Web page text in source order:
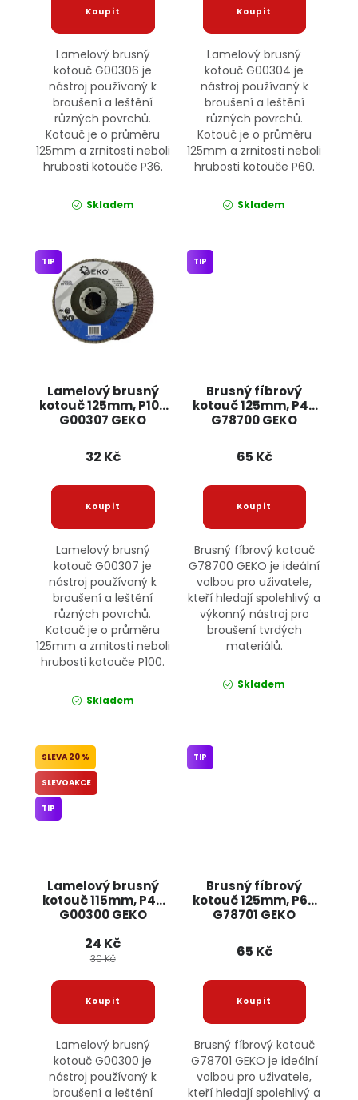
Lamelový brusný
kotouč G00306 je
nástroj používaný k
broušení a leštění
různých povrchů.
Kotouč je o průměru
125mm a zrnitosti neboli
hrubosti kotouče P36.
Skladem
Lamelový brusný
kotouč G00304 je
nástroj používaný k
broušení a leštění
různých povrchů.
Kotouč je o průměru
125mm a zrnitosti neboli
hrubosti kotouče P60.
Skladem
Lamelový brusný
kotouč 125mm, P100
G00307 GEKO
TIP
32 Kč
Lamelový brusný
kotouč G00307 je
nástroj používaný k
broušení a leštění
různých povrchů.
Kotouč je o průměru
125mm a zrnitosti neboli
hrubosti kotouče P100.
Skladem
Brusný fíbrový
kotouč 125mm, P40
G78700 GEKO
TIP
65 Kč
Brusný fíbrový kotouč
G78700 GEKO je ideální
volbou pro uživatele,
kteří hledají spolehlivý a
výkonný nástroj pro
broušení tvrdých
materiálů.
Skladem
Lamelový brusný
kotouč 115mm, P40
G00300 GEKO
20 %
SLEVOAKCE
TIP
24 Kč
30 Kč
Lamelový brusný
kotouč G00300 je
nástroj používaný k
broušení a leštění
Brusný fíbrový
kotouč 125mm, P60
G78701 GEKO
TIP
65 Kč
Brusný fíbrový kotouč
G78701 GEKO je ideální
volbou pro uživatele,
kteří hledají spolehlivý a